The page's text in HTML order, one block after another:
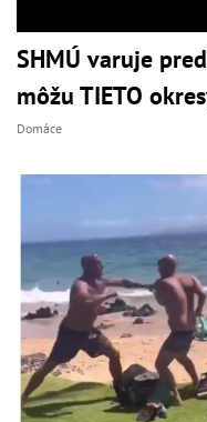
SHMÚ varuje
môžu TIETO
Domáce